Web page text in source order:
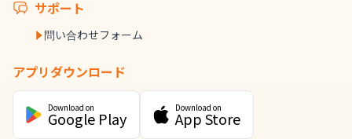
サポート
問い合わせフォーム
アプリダウンロード
Download on
Google Play
Download on
App Store